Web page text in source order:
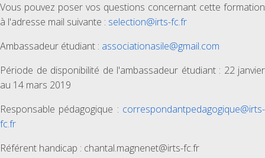
Vous pouvez poser vos questions concernant cette formation
à l'adresse mail suivante : selection@irts-fc.fr
Ambassadeur étudiant : associationasile@gmail.com
Période de disponibilité de l'ambassadeur étudiant : 22 janvier
au 14 mars 2019
Responsable pédagogique : correspondantpedagogique@irts-
fc.fr
Référent handicap : chantal.magnenet@irts-fc.fr